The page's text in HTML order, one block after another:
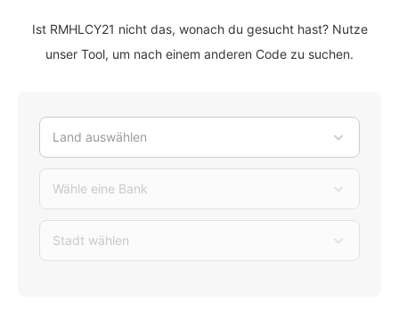
Ist RMHLCY21 nicht das, wonach du gesucht hast? Nutze
unser Tool, um nach einem anderen Code zu suchen.
Land auswählen
Wähle eine Bank
Stadt wählen